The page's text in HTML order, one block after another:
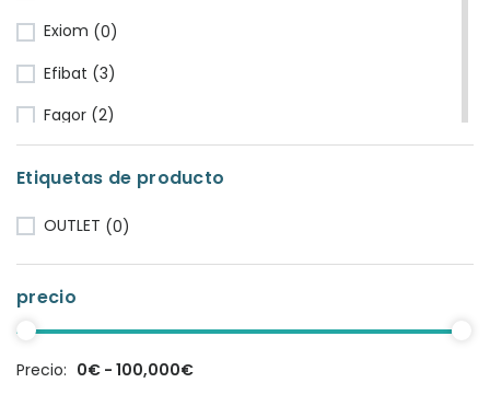
Exiom (0)
Efibat (3)
Fagor (2)
(3)
(1)
Gree(0)
Etiquetas de producto
OUTLET (0)
precio
Precio: 0€ - 100,000€